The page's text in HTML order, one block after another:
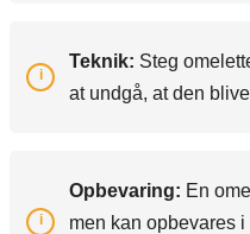
Teknik: Steg
at undgå, at den
Opbevaring: En
men kan opbevares